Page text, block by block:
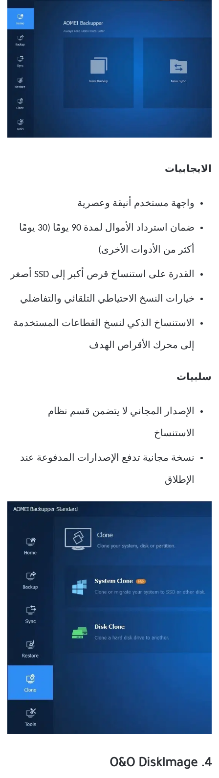
الايجابيات
واجهة مستخدم أنيقة وعصرية
ضمان استرداد الأموال لمدة 90 يومًا (30 يومًا
أكثر من الأدوات الأخرى)
القدرة على استنساخ قرص أكبر إلى SSD أصغر
خيارات النسخ الاحتياطي التلقائي والتفاضلي
الاستنساخ الذكي لنسخ القطاعات المستخدمة
إلى محرك الأقراص الهدف
سلبيات
الإصدار المجاني لا يتضمن قسم نظام
الاستنساخ
نسخة مجانية تدفع الإصدارات المدفوعة عند
الإطلاق
4. O&O DiskImage